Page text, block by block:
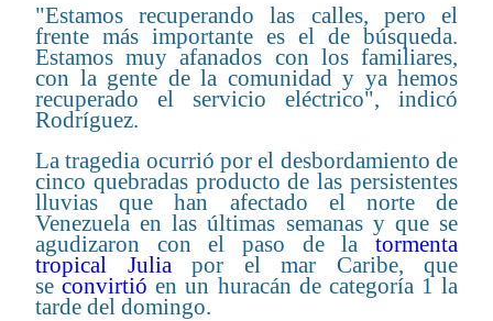
"Estamos recuperando las calles, pero el
frente más importante es el de búsqueda.
Estamos muy afanados con los familiares,
con la gente de la comunidad y ya hemos
recuperado el servicio eléctrico", indicó
Rodríguez.
La tragedia ocurrió por el desbordamiento de
cinco quebradas producto de las persistentes
lluvias que han afectado el norte de
Venezuela en las últimas semanas y que se
agudizaron con el paso de latormenta
tropical Julia por el mar Caribe, que
seconvirtió en un huracán de categoría 1 la
tarde del domingo.